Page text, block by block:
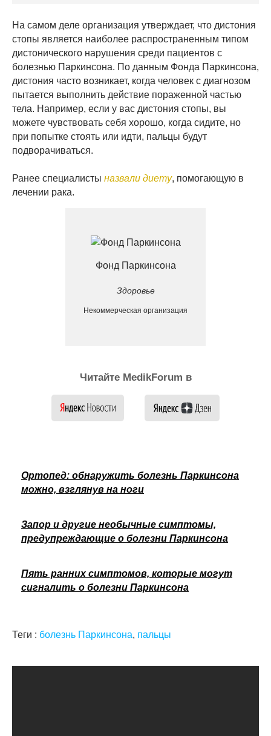
На самом деле организация утверждает, что дистония
стопы является наиболее распространенным типом
дистонического нарушения среди пациентов с
болезнью Паркинсона. По данным Фонда Паркинсона,
дистония часто возникает, когда человек с диагнозом
пытается выполнить действие пораженной частью
тела. Например, если у вас дистония стопы, вы
можете чувствовать себя хорошо, когда сидите, но
при попытке стоять или идти, пальцы будут
подворачиваться.
Ранее специалисты назвали диету, помогающую в
лечении рака.
Фонд Паркинсона
Здоровье
Некоммерческая организация
Читайте MedikForum в
Ортопед: обнаружить болезнь Паркинсона
можно, взглянув на ноги
Запор и другие необычные симптомы,
предупреждающие о болезни Паркинсона
Пять ранних симптомов, которые могут
сигналить о болезни Паркинсона
Теги : болезнь Паркинсона, пальцы